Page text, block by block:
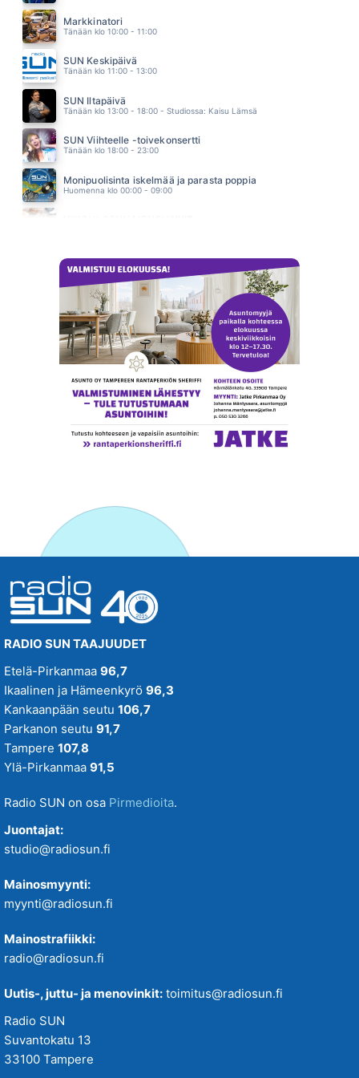
CLIFTERS
23.40
Markkinatori
Tänään klo 10:00 - 11:00
SUN Keskipäivä
Tänään klo 11:00 - 13:00
SUN Iltapäivä
Tänään klo 13:00 - 18:00 - Studiossa: Kaisu Lämsä
SUN Viihteelle -toivekonsertti
Tänään klo 18:00 - 23:00
Monipuolisinta iskelmää ja parasta poppia
Huomenna klo 00:00 - 09:00
RADIO SUN TAAJUUDET
Etelä-Pirkanmaa 96,7
Ikaalinen ja Hämeenkyrö 96,3
Kankaanpään seutu 106,7
Parkanon seutu 91,7
Tampere 107,8
Ylä-Pirkanmaa 91,5
Radio SUN on osa Pirmedioita.
Juontajat:
studio@radiosun.fi
Mainosmyynti:
myynti@radiosun.fi
Mainostrafiikki:
radio@radiosun.fi
Uutis-, juttu- ja menovinkit: toimitus@radiosun.fi
Radio SUN
Suvantokatu 13
33100 Tampere